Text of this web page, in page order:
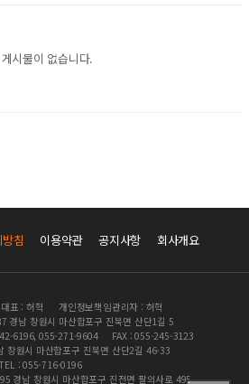
게시물이 없습니다.
침 이용약관 공지사항 회사개요
대표 : 허혁
개인정보책임관리자 : 허혁
경남 창원시 마산합포구 진북면 산단1길 5
6196, 055-271-9604
FAX : 055-245-3123
창원시 마산합포구 진북면 산단2길 46-33
TEL : 055-716-0196
경남 창원시 마산합포구 진전면 팔의사로 495